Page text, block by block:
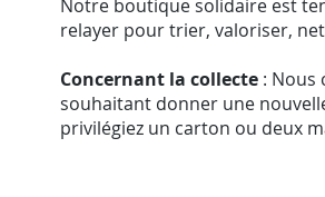
Notre boutique solidaire est
relayer pour trier, valoriser,
Concernant la collecte : Nous
souhaitant donner une
privilégiez un carton ou deux